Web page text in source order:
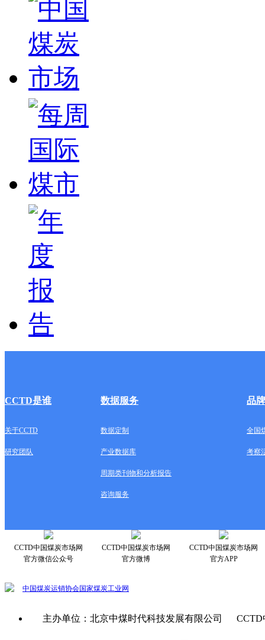
CCTD是谁 数据服务 品
关于CCTD 数据定制 全国
研究团队 产业数据库 考察
周期类刊物和分析报告
咨询服务
CCTD中国煤炭市场网
官方微信公众号
CCTD中国煤炭市场网
官方微博
CCTD中国煤炭市场网
官方APP
中国煤炭运销协会国家煤炭工业网
主办单位：北京中煤时代科技发展有限公司